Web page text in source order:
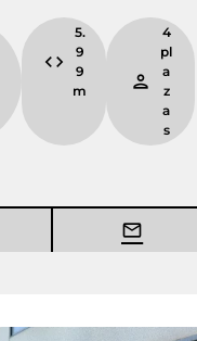
5.
9
9
m
4
pl
a
z
a
s